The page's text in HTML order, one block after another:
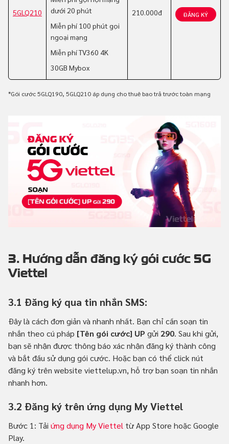
5GLQ210
dưới 20 phút
Miễn phí 100 phút gọi
ngoại mạng
Miễn phí TV360 4K
30GB Mybox
210.000đ ĐĂNG KÝ
*Gói cước 5GLQ190, 5GLQ210 áp dụng cho thuê bao trả trước toàn mạng
3. Hướng dẫn đăng ký gói cước 5G
Viettel
3.1 Đăng ký qua tin nhắn SMS:
Đây là cách đơn giản và nhanh nhất. Bạn chỉ cần soạn tin
nhắn theo cú pháp [Tên gói cước] UP gửi 290. Sau khi gửi,
bạn sẽ nhận được thông báo xác nhận đăng ký thành công
và bắt đầu sử dụng gói cước. Hoặc bạn có thể click nút
đăng ký trên website viettelup.vn, hỗ trợ bạn soạn tin nhắn
nhanh hơn.
3.2 Đăng ký trên ứng dụng My Viettel
Bước 1: Tải ứng dụng My Viettel từ App Store hoặc Google
Play.